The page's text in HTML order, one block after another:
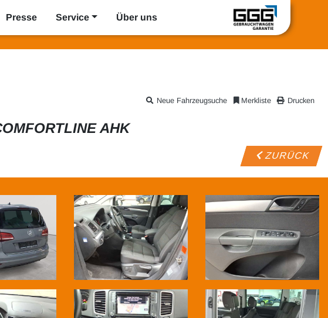
Presse Service Über uns
Drucken
Merkliste
Neue Fahrzeugsuche
AHK
ZURÜCK